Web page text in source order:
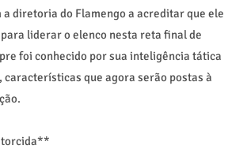
diretoria do Flamengo a acreditar que ele
liderar o elenco nesta reta final de
foi conhecido por sua inteligência tática
que agora serão postas à